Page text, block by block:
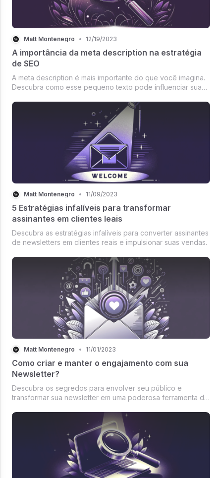
Matt Montenegro • 12/19/2023
A importância da meta description na estratégia
de SEO
A meta description é mais importante do que você imagina.
Descubra como esse pequeno texto pode influenciar sua
Matt Montenegro • 11/09/2023
5 Estratégias infalíveis para transformar
assinantes em clientes leais
Descubra as estratégias infalíveis para converter assinantes
de newsletters em clientes reais e impulsionar suas vendas.
Matt Montenegro • 11/01/2023
Como criar e manter o engajamento com sua
Newsletter?
Descubra os segredos para envolver seu público e
transformar sua newsletter em uma poderosa ferramenta de